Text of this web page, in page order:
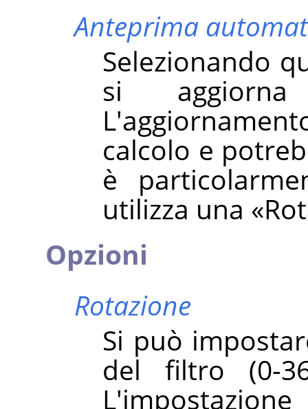
Anteprima
Selezionando
si
calcolo e
è
utilizza una «
Opzioni
Rotazione
Si può
del filtro (0-